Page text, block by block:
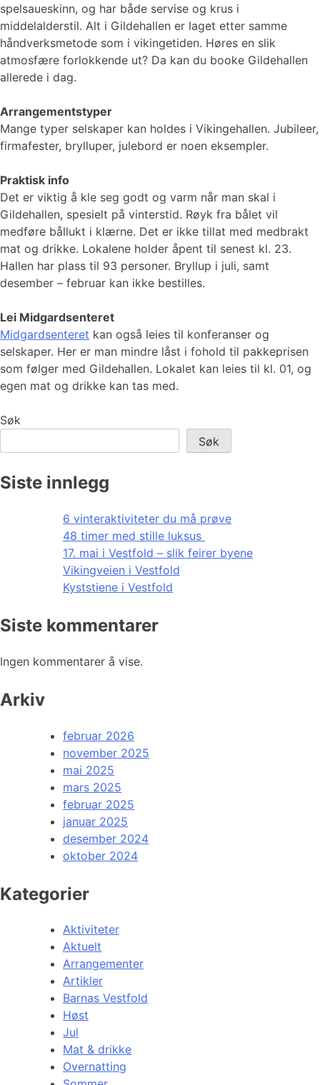
spelsaueskinn, og har både servise og krus i
middelalderstil. Alt i Gildehallen er laget etter samme
håndverksmetode som i vikingetiden. Høres en slik
atmosfære forlokkende ut? Da kan du booke Gildehallen
allerede i dag.
Arrangementstyper
Mange typer selskaper kan holdes i Vikingehallen. Jubileer,
firmafester, brylluper, julebord er noen eksempler.
Praktisk info
Det er viktig å kle seg godt og varm når man skal i
Gildehallen, spesielt på vinterstid. Røyk fra bålet vil
medføre bållukt i klærne. Det er ikke tillat med medbrakt
mat og drikke. Lokalene holder åpent til senest kl. 23.
Hallen har plass til 93 personer. Bryllup i juli, samt
desember – februar kan ikke bestilles.
Lei Midgardsenteret
Midgardsenteret kan også leies til konferanser og
selskaper. Her er man mindre låst i fohold til pakkeprisen
som følger med Gildehallen. Lokalet kan leies til kl. 01, og
egen mat og drikke kan tas med.
Søk
Søk
Siste innlegg
6 vinteraktiviteter du må prøve
48 timer med stille luksus
17. mai i Vestfold – slik feirer byene
Vikingveien i Vestfold
Kyststiene i Vestfold
Siste kommentarer
Ingen kommentarer å vise.
Arkiv
februar 2026
november 2025
mai 2025
mars 2025
februar 2025
januar 2025
desember 2024
oktober 2024
Kategorier
Aktiviteter
Aktuelt
Arrangementer
Artikler
Barnas Vestfold
Høst
Jul
Mat & drikke
Overnatting